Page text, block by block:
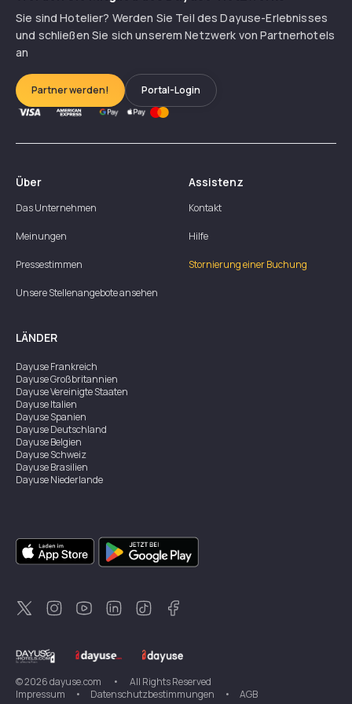
Sie sind Hotelier? Werden Sie Teil des Dayuse-Erlebnisses
und schließen Sie sich unserem Netzwerk von Partnerhotels
an
Partner werden! Portal-Login
Über
Das Unternehmen
Meinungen
Pressestimmen
Unsere Stellenangebote ansehen
Assistenz
Kontakt
Hilfe
Stornierung einer Buchung
LÄNDER
DayuseFrankreich
DayuseGroßbritannien
DayuseVereinigte Staaten
DayuseItalien
DayuseSpanien
DayuseDeutschland
DayuseBelgien
DayuseSchweiz
DayuseBrasilien
DayuseNiederlande
DayuseKanada
DayuseSingapur
DayuseZweden
DayuseKorea
DayuseNeuseeland
©2026dayuse.com •
All Rights Reserved
Impressum
• Datenschutzbestimmungen • AGB